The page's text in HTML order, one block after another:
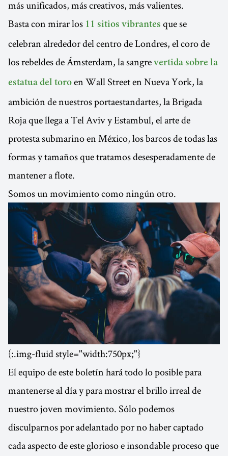
más unificados, más creativos, más valientes.
Basta con mirar los 11 sitios vibrantes que se
celebran alrededor del centro de Londres, el coro de
los rebeldes de Ámsterdam, la sangre vertida sobre la
estatua del toro en Wall Street en Nueva York, la
ambición de nuestros portaestandartes, la Brigada
Roja que llega a Tel Aviv y Estambul, el arte de
protesta submarino en México, los barcos de todas las
formas y tamaños que tratamos desesperadamente de
mantener a flote.
Somos un movimiento como ningún otro.
{:.img-fluid style="width:750px;"}
El equipo de este boletín hará todo lo posible para
mantenerse al día y para mostrar el brillo irreal de
nuestro joven movimiento. Sólo podemos
disculparnos por adelantado por no haber captado
cada aspecto de este glorioso e insondable proceso que